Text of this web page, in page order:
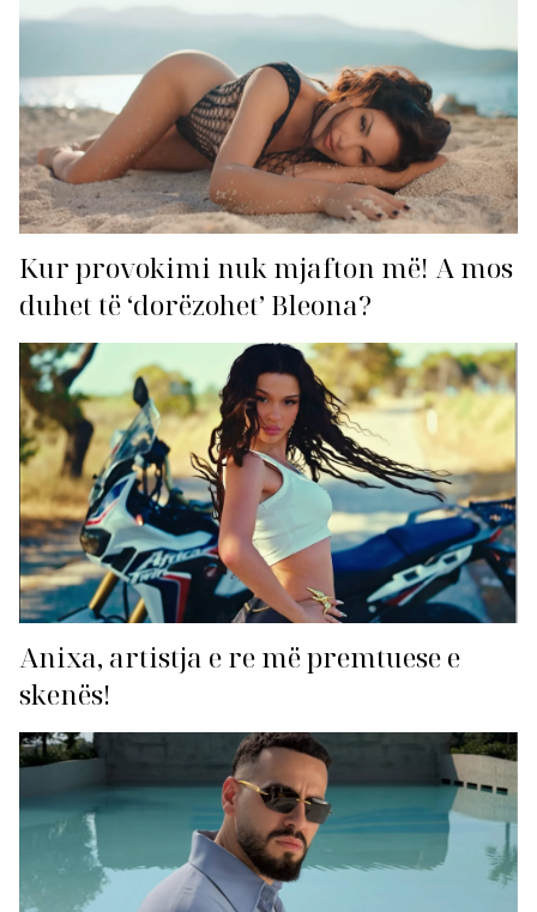
Kur provokimi nuk mjafton më! A mos
duhet të ‘dorëzohet’ Bleona?
Anixa, artistja e re më premtuese e
skenës!